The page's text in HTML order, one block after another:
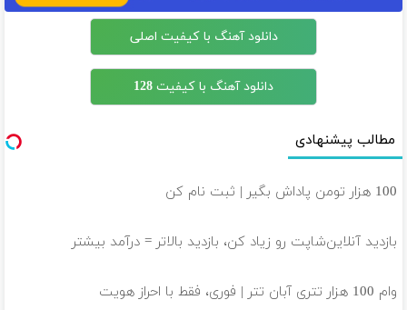
دانلود آهنگ با کیفیت اصلی
دانلود آهنگ با کیفیت 128
مطالب پیشنهادی
100 هزار تومن پاداش بگیر | ثبت نام کن
بازدید آنلاین‌شاپت رو زیاد کن، بازدید بالاتر = درآمد بیشتر
وام 100 هزار تتری آبان تتر | فوری، فقط با احراز هویت